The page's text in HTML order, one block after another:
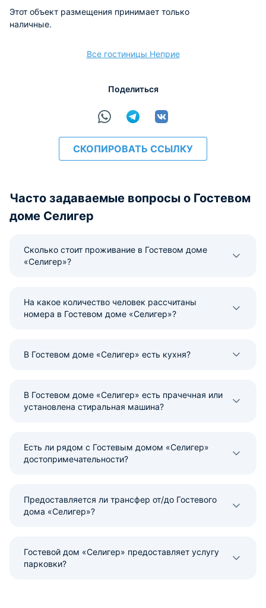
Этот объект размещения принимает только
наличные.
Все гостиницы Неприе
Поделиться
СКОПИРОВАТЬ ССЫЛКУ
Часто задаваемые вопросы о Гостевом
доме Селигер
Сколько стоит проживание в Гостевом доме
«Селигер»?
На какое количество человек рассчитаны
номера в Гостевом доме «Селигер»?
В Гостевом доме «Селигер» есть кухня?
В Гостевом доме «Селигер» есть прачечная или
установлена стиральная машина?
Есть ли рядом с Гостевым домом «Селигер»
достопримечательности?
Предоставляется ли трансфер от/до Гостевого
дома «Селигер»?
Гостевой дом «Селигер» предоставляет услугу
парковки?